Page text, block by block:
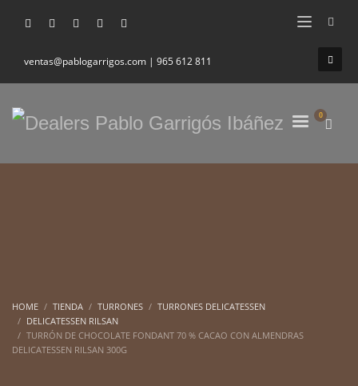
ventas@pablogarrigos.com | 965 612 811
HOME TIENDA TURRONES
TURRONES DELICATESSEN
DELICATESSEN RILSAN
TURRÓN DE CHOCOLATE FONDANT 70 % CACAO CON ALMENDRAS
DELICATESSEN RILSAN 300G